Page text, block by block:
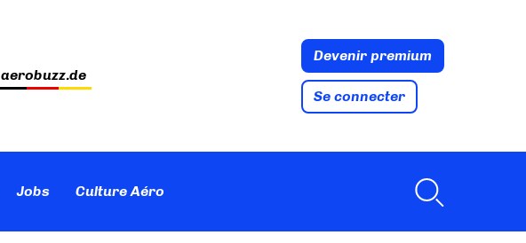
aerobuzz.de
Devenir premium
Se connecter
Jobs Culture Aéro